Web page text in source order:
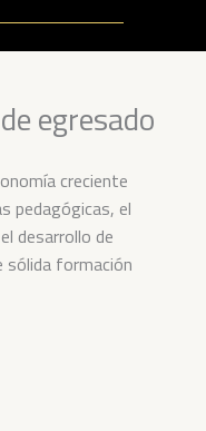
egresado
creciente
pedagógicas, el
desarrollo de
formación